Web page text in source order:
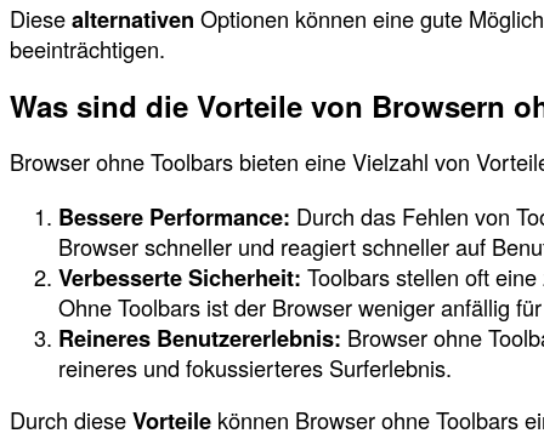
Diesealternativen Optionen können eine gute
beeinträchtigen.
Was sind die Vorteile von Browsern
Browser ohne Toolbars bieten eine Vielzahl von
Bessere Performance: Durch das Fehlen von
Browser schneller und reagiert schneller auf
Verbesserte Sicherheit: Toolbars stellen oft
Ohne Toolbars ist der Browser weniger anfällig
Reineres Benutzererlebnis: Browser ohne
reineres und fokussierteres Surferlebnis.
Durch dieseVorteile können Browser ohne Toolbars